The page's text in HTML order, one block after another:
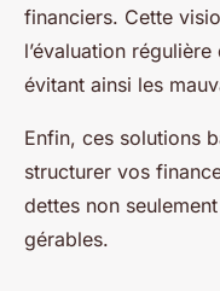
financiers. Cette
l’évaluation
évitant ainsi les
Enfin, ces solutions
structurer vos
dettes non
gérables.